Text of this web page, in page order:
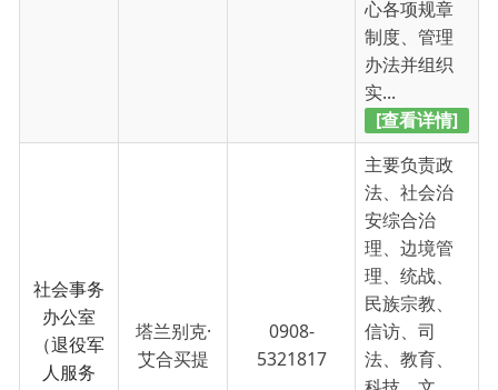
法、教育、
科技、文
化、卫生健
康、体育、
广播电视、
旅游、...
[查看详情]
综合执法
办公室
何凡
0908-
5321817
主要负责行
政综合执法
工作的规
划、管理、
协调和监督
工作；负责
拟订综合行
政执法队伍